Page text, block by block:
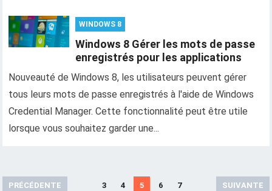
WINDOWS 8
Windows 8 Gérer les mots de passe
enregistrés pour les applications
Nouveauté de Windows 8, les utilisateurs peuvent gérer
tous leurs mots de passe enregistrés à l'aide de Windows
Credential Manager. Cette fonctionnalité peut être utile
lorsque vous souhaitez garder une...
APRÉCÉDENTE 3 4 5 6 7 SUIVANTE